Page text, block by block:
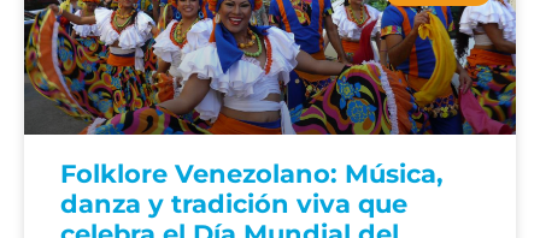
Folklore Venezolano: Música,
danza y tradición viva que